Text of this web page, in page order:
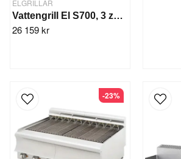
ELGRILLAR
Vattengrill El S700, 3 zon, 16,2 kW
26 159 kr
-23%